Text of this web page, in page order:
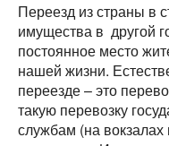
Переезд из страны в
имущества в другой
постоянное место
нашей жизни.
переезде – это
такую перевозку
службам (на вокзалах